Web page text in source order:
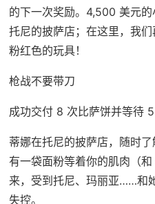
的下一次奖励。4,500 美元
托尼的披萨店；在这里，我
粉红色的玩具！
枪战不要带刀
成功交付 8 次比萨饼并等待 5
蒂娜在托尼的披萨店，随时
有一袋面粉等着你的肌肉（
来，受到托尼、玛丽亚……和
失控。